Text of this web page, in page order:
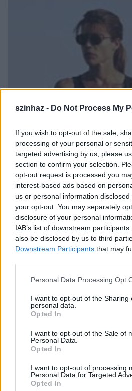
szinhaz - Do Not Process My
If you wish to opt-out of the sale,
processing of your personal or
targeted advertising by us, please
section to confirm your selection.
opt-out request is processed you
interest-based ads based on
us or personal information
your opt-out. You may separately
disclosure of your personal
IAB’s list of downstream
also be disclosed by us to third
Downstream Participants that may
Please note that this website/app
not limited to your visit or usage
grant or deny consent to Google
use your data for below specified
consent section.
Personal Data Processing Opt
I want to opt-out of the Sharing
personal data.
Opted In
I want to opt-out of the Sale of
Personal Data.
Opted In
I want to opt-out of processing
Personal Data for Targeted
Opted In